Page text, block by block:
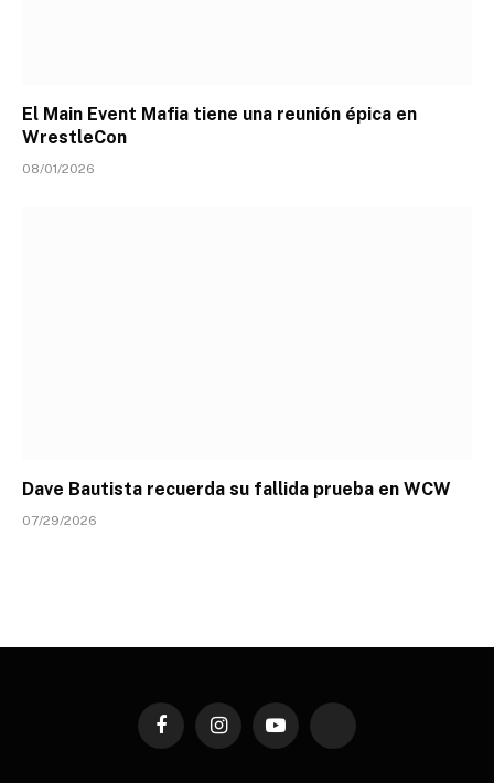
El Main Event Mafia tiene una reunión épica en
WrestleCon
08/01/2026
Dave Bautista recuerda su fallida prueba en WCW
07/29/2026
FacebookInstagramYouTube TikTok